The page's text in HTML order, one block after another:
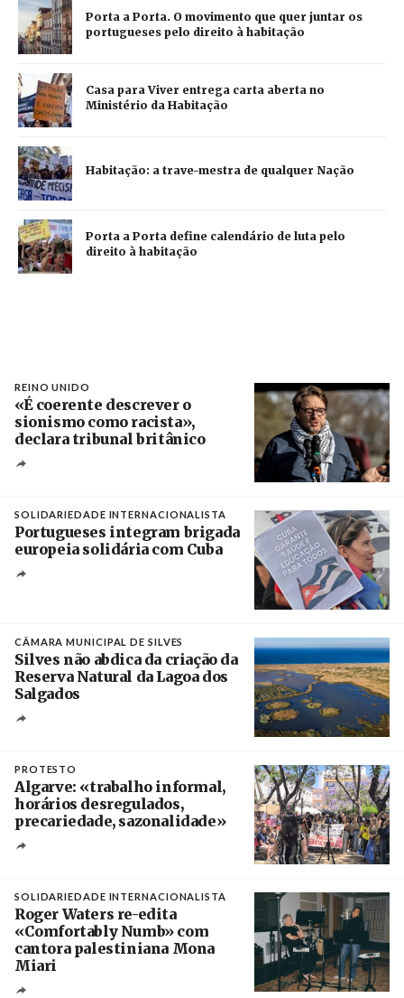
Porta a Porta. O movimento que quer juntar os
portugueses pelo direito à habitação
Casa para Viver entrega carta aberta no
Ministério da Habitação
Habitação: a trave-mestra de qualquer Nação
Porta a Porta define calendário de luta pelo
direito à habitação
REINO UNIDO
«É coerente descrever o
sionismo como racista»,
declara tribunal britânico
SOLIDARIEDADE INTERNACIONALISTA
Portugueses integram brigada
europeia solidária com Cuba
CÂMARA MUNICIPAL DE SILVES
Silves não abdica da criação da
Reserva Natural da Lagoa dos
Salgados
PROTESTO
Algarve: «trabalho informal,
horários desregulados,
precariedade, sazonalidade»
SOLIDARIEDADE INTERNACIONALISTA
Roger Waters re-edita
«Comfortably Numb» com
cantora palestiniana Mona
Miari